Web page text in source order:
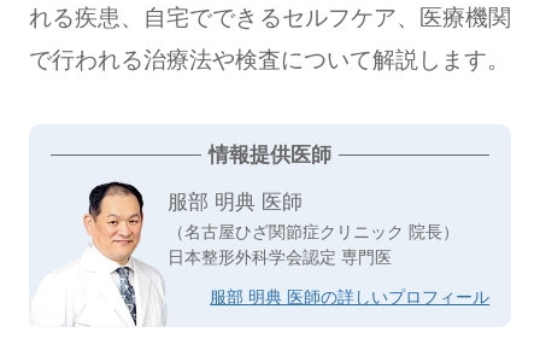
れる疾患、自宅でできるセルフケア、医療機関
で行われる治療法や検査について解説します。
情報提供医師
服部 明典 医師
（名古屋ひざ関節症クリニック 院長）
日本整形外科学会認定 専門医
服部 明典 医師の詳しいプロフィール